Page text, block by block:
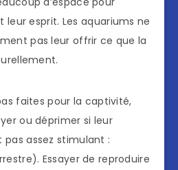
esprit. Les aquariums ne
pas leur offrir ce que la
faites pour la captivité,
ou déprimer si leur
pas assez stimulant :
Essayer de reproduire